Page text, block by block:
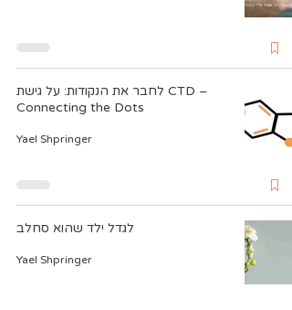
לחבר את הנקודות: על גישת CTD –
Connecting the Dots
Yael Shpringer
לגדל ילד שהוא סחלב
Yael Shpringer